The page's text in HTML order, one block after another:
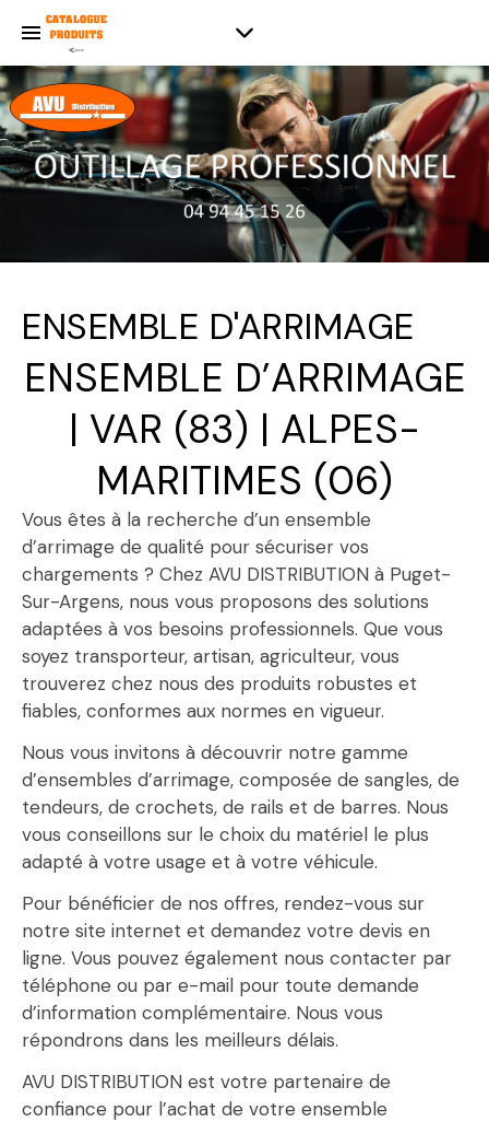
ENSEMBLE D'ARRIMAGE
ENSEMBLE D’ARRIMAGE
| VAR (83) | ALPES-
MARITIMES (06)
Vous êtes à la recherche d’un ensemble
d’arrimage de qualité pour sécuriser vos
chargements ? Chez AVU DISTRIBUTION à Puget-
Sur-Argens, nous vous proposons des solutions
adaptées à vos besoins professionnels. Que vous
soyez transporteur, artisan, agriculteur, vous
trouverez chez nous des produits robustes et
fiables, conformes aux normes en vigueur.
Nous vous invitons à découvrir notre gamme
d’ensembles d’arrimage, composée de sangles, de
tendeurs, de crochets, de rails et de barres. Nous
vous conseillons sur le choix du matériel le plus
adapté à votre usage et à votre véhicule.
Pour bénéficier de nos offres, rendez-vous sur
notre site internet et demandez votre devis en
ligne. Vous pouvez également nous contacter par
téléphone ou par e-mail pour toute demande
d’information complémentaire. Nous vous
répondrons dans les meilleurs délais.
AVU DISTRIBUTION est votre partenaire de
confiance pour l’achat de votre ensemble